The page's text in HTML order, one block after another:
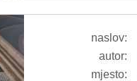
naslov:
autor:
mjesto: